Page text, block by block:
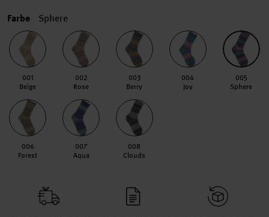
Farbe Sphere
001
Beige
002
Rose
003
Berry
004
Joy
005
Sphere
006
Forest
007
Aqua
008
Clouds